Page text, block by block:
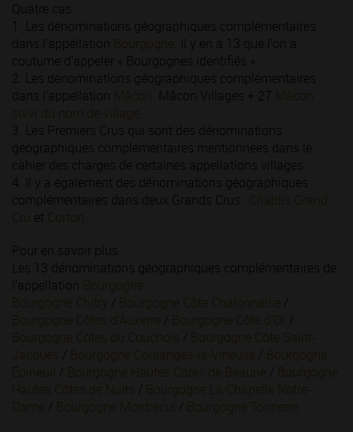
Quatre cas :
1. Les dénominations géographiques complémentaires
dans l’appellation Bourgogne . Il y en a 13 que l’on a
coutume d’appeler « Bourgognes identifiés ».
2. Les dénominations géographiques complémentaires
dans l’appellation Mâcon . Mâcon Villages + 27 Mâcon
suivi du nom de village
3. Les Premiers Crus qui sont des dénominations
géographiques complémentaires mentionnées dans le
cahier des charges de certaines appellations villages.
4. Il y a également des dénominations géographiques
complémentaires dans deux Grands Crus : Chablis Grand
Cru et Corton
Pour en savoir plus :
Les 13 dénominations géographiques complémentaires de
l’appellation Bourgogne
Bourgogne Chitry
Bourgogne Côte Chalonnaise
Bourgogne Côtes d’Auxerre
Bourgogne Côte d’Or
Bourgogne Côtes du Couchois
Bourgogne Côte Saint-
Jacques
Bourgogne Coulanges-la-Vineuse
Bourgogne
Épineuil
Bourgogne Hautes Côtes de Beaune
Bourgogne
Hautes Côtes de Nuits
Bourgogne La Chapelle Notre-
Dame
Bourgogne Montrecul Bourgogne Tonnerre